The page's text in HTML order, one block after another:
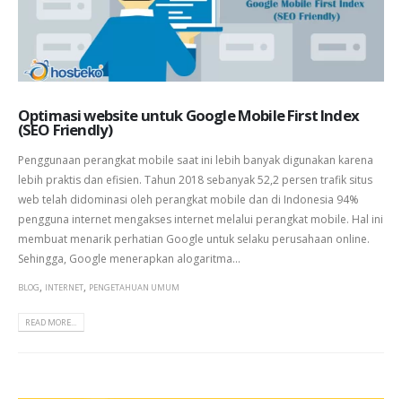
Optimasi website untuk Google Mobile First Index
(SEO Friendly)
Penggunaan perangkat mobile saat ini lebih banyak digunakan karena
lebih praktis dan efisien. Tahun 2018 sebanyak 52,2 persen trafik situs
web telah didominasi oleh perangkat mobile dan di Indonesia 94%
pengguna internet mengakses internet melalui perangkat mobile. Hal ini
membuat menarik perhatian Google untuk selaku perusahaan online.
Sehingga, Google menerapkan alogaritma...
BLOG INTERNET PENGETAHUAN UMUM
READ MORE...